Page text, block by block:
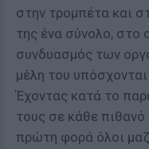
στην τρομπέτα και
της ένα σύνολο, στο
συνδυασμός των
μέλη του
Έχοντας κατά το
τους σε κάθε
πρώτη φορά όλοι